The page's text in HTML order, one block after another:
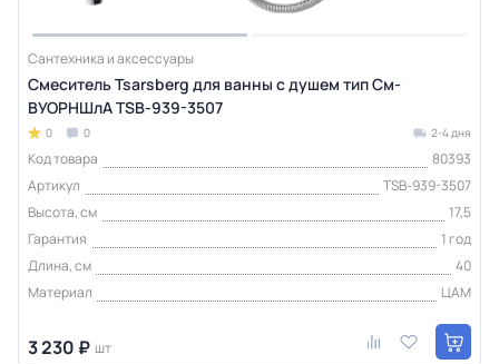
Сантехника и аксессуары
Смеситель Tsarsberg для ванны с душем тип См-
ВУОРНШлА TSB-939-3507
0 0 2-4 дня
Код товара
80393
Артикул
TSB-939-3507
Высота, см
17,5
Гарантия
1 год
Длина, см
40
Материал
ЦАМ
3 230 ₽ шт